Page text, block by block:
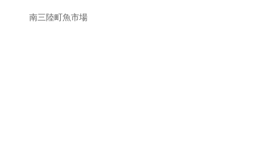
南三陸町魚市場